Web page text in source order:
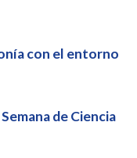
con el entorno
de Ciencia